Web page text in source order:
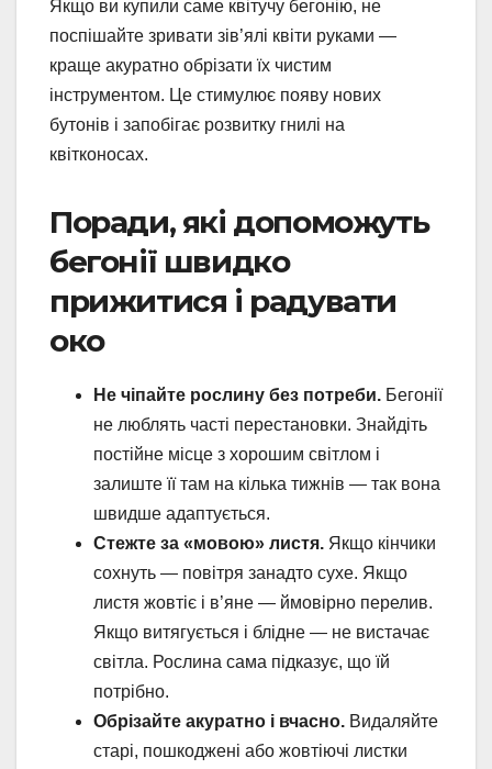
Якщо ви купили саме квітучу бегонію, не
поспішайте зривати зів’ялі квіти руками —
краще акуратно обрізати їх чистим
інструментом. Це стимулює появу нових
бутонів і запобігає розвитку гнилі на
квітконосах.
Поради, які допоможуть
бегонії швидко
прижитися і радувати
око
Не чіпайте рослину без потреби. Бегонії
не люблять часті перестановки. Знайдіть
постійне місце з хорошим світлом і
залиште її там на кілька тижнів — так вона
швидше адаптується.
Стежте за «мовою» листя. Якщо кінчики
сохнуть — повітря занадто сухе. Якщо
листя жовтіє і в’яне — ймовірно перелив.
Якщо витягується і блідне — не вистачає
світла. Рослина сама підказує, що їй
потрібно.
Обрізайте акуратно і вчасно. Видаляйте
старі, пошкоджені або жовтіючі листки